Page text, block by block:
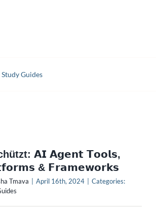
Study Guides
𝗔𝗜 𝗔𝗴𝗲𝗻𝘁 𝗧𝗼𝗼𝗹𝘀,
& 𝗙𝗿𝗮𝗺𝗲𝘄𝗼𝗿𝗸𝘀
Tmava | April 16th, 2024 | Categories: